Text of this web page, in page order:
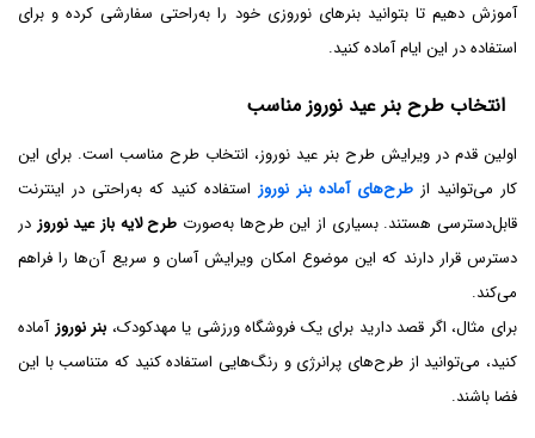
آموزش دهیم تا بتوانید بنرهای نوروزی خود را به‌راحتی سفارشی کرده و برای
استفاده در این ایام آماده کنید.
انتخاب طرح بنر عید نوروز مناسب
اولین قدم در ویرایش طرح بنر عید نوروز، انتخاب طرح مناسب است. برای این
کار می‌توانید از طرح‌های آماده بنر نوروز استفاده کنید که به‌راحتی در اینترنت
قابل‌دسترسی هستند. بسیاری از این طرح‌ها به‌صورت طرح لایه باز عید نوروز در
دسترس قرار دارند که این موضوع امکان ویرایش آسان و سریع آن‌ها را فراهم
می‌کند.
برای مثال، اگر قصد دارید برای یک فروشگاه ورزشی یا مهدکودک، بنر نوروز آماده
کنید، می‌توانید از طرح‌های پرانرژی و رنگ‌هایی استفاده کنید که متناسب با این
فضا باشند.